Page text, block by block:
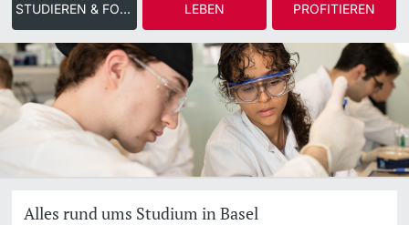
STUDIEREN & FORSCHEN LEBEN PROFITIEREN
Alles rund ums Studium in Basel